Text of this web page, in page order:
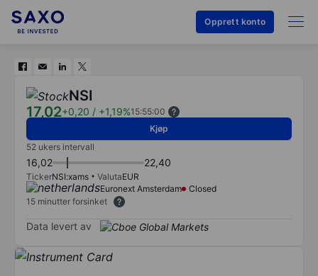
Opprett konto
NSI
17,02+0,20 / +1,19%15:55:00
Kjøp
52 ukers intervall
16,02 22,40
TickerNSI:xams ValutaEUR
Euronext Amsterdam
Closed
15 minutter forsinket
Data levert av